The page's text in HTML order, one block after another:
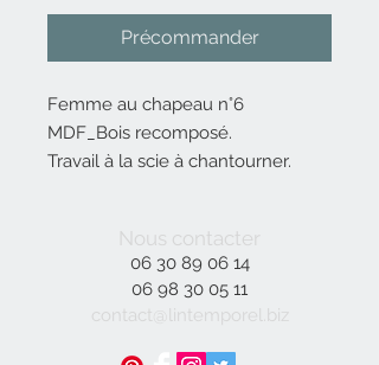
Précommander
Femme au chapeau n°6
MDF_Bois recomposé.
Travail à la scie à chantourner.
Sur commandeNous contacter
06 30 89 06 14
06 98 30 05 11
contact@lintemporel.biz